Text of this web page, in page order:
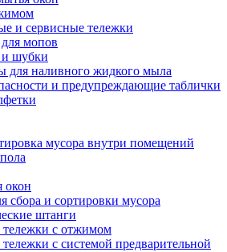
и сервисные тележки
мопов
и шубки
для наливного жидкого мыла
и предупреждающие таблички
мусора внутри помещений
окон
сбора и сортировки мусора
штанги
с отжимом
с системой предварительной